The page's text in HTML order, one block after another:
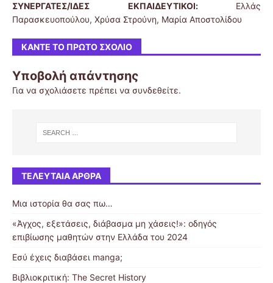
ΣΥΝΕΡΓΑΤΕΣ/ΙΔΕΣ ΕΚΠΑΙΔΕΥΤΙΚΟΙ: Ελλάς
Παρασκευοπούλου, Χρύσα Στρούνη, Μαρία Αποστολίδου
ΚΆΝΤΕ ΤΟ ΠΡΏΤΟ ΣΧΌΛΙΟ
Υποβολή απάντησης
Για να σχολιάσετε πρέπει να συνδεθείτε.
ΤΕΛΕΥΤΑΊΑ ΆΡΘΡΑ
Μια ιστορία θα σας πω…
«Άγχος, εξετάσεις, διάβασμα μη χάσεις!»: οδηγός
επιβίωσης μαθητών στην Ελλάδα του 2024
Εσύ έχεις διαβάσει manga;
Βιβλιοκριτική: The Secret History